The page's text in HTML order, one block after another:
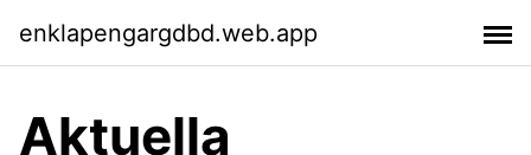
enklapengargdbd.web.app
Aktuella